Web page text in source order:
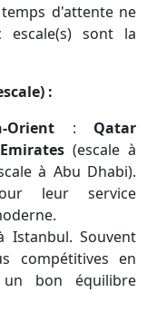
d'attente ne
escale(s) sont la
:
Orient : Qatar
Emirates(escale à
à Abu Dhabi).
leur service
Istanbul. Souvent
compétitives en
bon équilibre